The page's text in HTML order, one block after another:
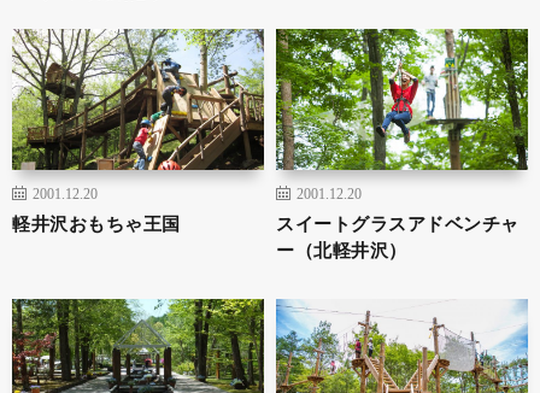
2001.12.20
軽井沢おもちゃ王国
2001.12.20
スイートグラスアドベンチャ
ー（北軽井沢）